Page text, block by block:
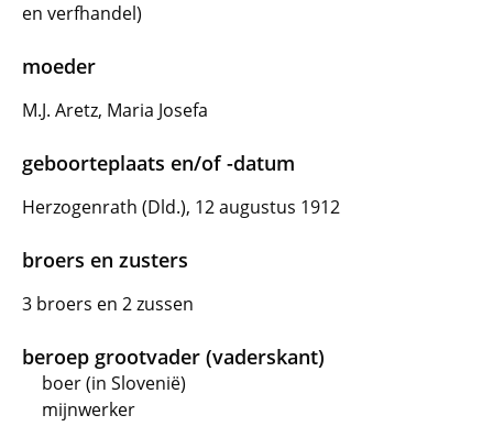
en verfhandel)
moeder
M.J. Aretz, Maria Josefa
geboorteplaats en/of -datum
Herzogenrath (Dld.), 12 augustus 1912
broers en zusters
3 broers en 2 zussen
beroep grootvader (vaderskant)
boer (in Slovenië)
mijnwerker